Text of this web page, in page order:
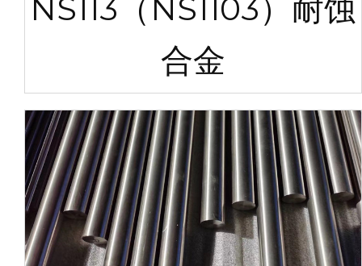
NS113（NS1103）耐蚀
合金